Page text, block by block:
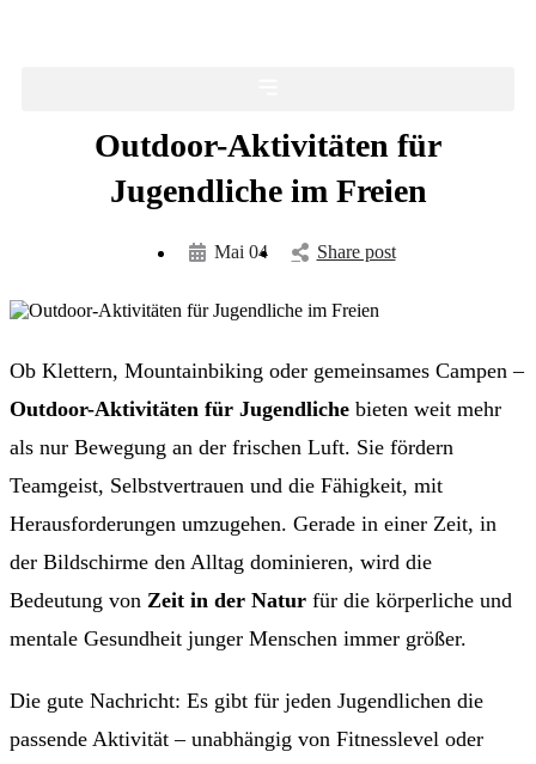
Outdoor-Aktivitäten für
Jugendliche im Freien
Mai 04 Share post
Ob Klettern, Mountainbiking oder gemeinsames Campen –
Outdoor-Aktivitäten für Jugendliche bieten weit mehr
als nur Bewegung an der frischen Luft. Sie fördern
Teamgeist, Selbstvertrauen und die Fähigkeit, mit
Herausforderungen umzugehen. Gerade in einer Zeit, in
der Bildschirme den Alltag dominieren, wird die
Bedeutung von Zeit in der Natur für die körperliche und
mentale Gesundheit junger Menschen immer größer.
Die gute Nachricht: Es gibt für jeden Jugendlichen die
passende Aktivität – unabhängig von Fitnesslevel oder